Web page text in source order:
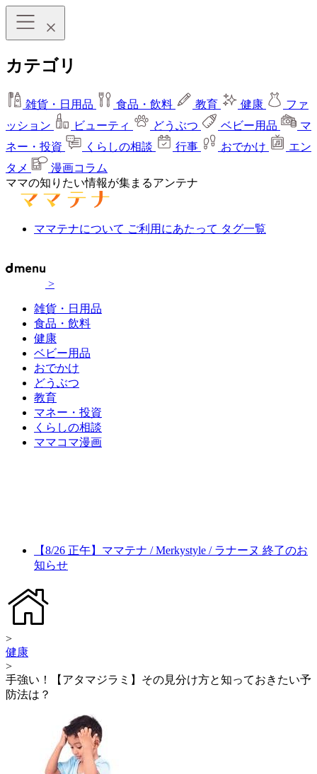
カテゴリ
雑貨・日用品 食品・飲料 教育 健康
ファ
ッション
ビューティ どうぶつ ベビー用品
マ
ネー・投資
くらしの相談 行事 おでかけ
エン
タメ
漫画コラム
ママの知りたい情報が集まるアンテナ
ママテナについて ご利用にあたって タグ一覧
>
雑貨・日用品
食品・飲料
健康
ベビー用品
おでかけ
どうぶつ
教育
マネー・投資
くらしの相談
ママコマ漫画
【8/26 正午】ママテナ / Merkystyle / ラナーヌ 終了のお
知らせ
>
健康
>
手強い！【アタマジラミ】その見分け方と知っておきたい予
防法は？